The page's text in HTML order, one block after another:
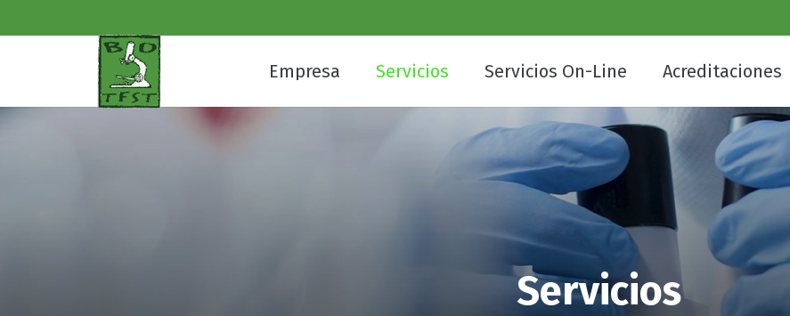
Empresa Servicios Servicios On-Line Acreditaciones
Servicios